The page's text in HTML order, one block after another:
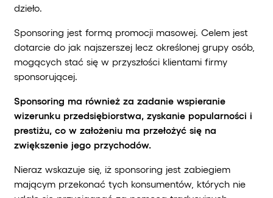
dzieło.
Sponsoring jest formą promocji masowej. Celem jest
dotarcie do jak najszerszej lecz określonej grupy osób,
mogących stać się w przyszłości klientami firmy
sponsorującej.
Sponsoring ma również za zadanie wspieranie
wizerunku przedsiębiorstwa, zyskanie popularności i
prestiżu, co w założeniu ma przełożyć się na
zwiększenie jego przychodów.
Nieraz wskazuje się, iż sponsoring jest zabiegiem
mającym przekonać tych konsumentów, których nie